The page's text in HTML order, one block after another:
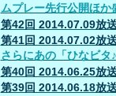
ムプレー先行公開ほか
第42回 2014.07.09放
第41回 2014.07.02放
さらにあの「ひなビタ
第40回 2014.06.25放
第39回 2014.06.18放